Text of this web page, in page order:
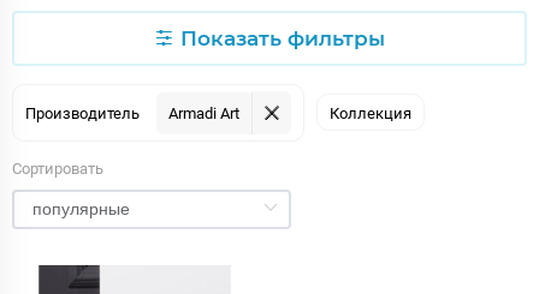
Показать фильтры
Производитель Armadi Art Коллекция
Сортировать